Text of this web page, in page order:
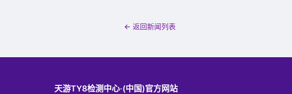
← 返回新闻列表
天游TY8检测中心·(中国)官方网站